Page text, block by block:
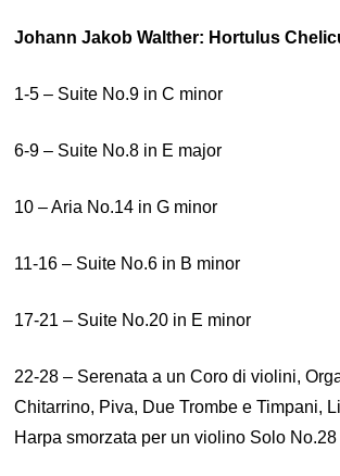
Johann Jakob Walther: Hortulus
1-5 – Suite No.9 in C minor
6-9 – Suite No.8 in E major
10 – Aria No.14 in G minor
11-16 – Suite No.6 in B minor
17-21 – Suite No.20 in E minor
22-28 – Serenata a un Coro di violini,
Chitarrino, Piva, Due Trombe e Timpani,
Harpa smorzata per un violino Solo